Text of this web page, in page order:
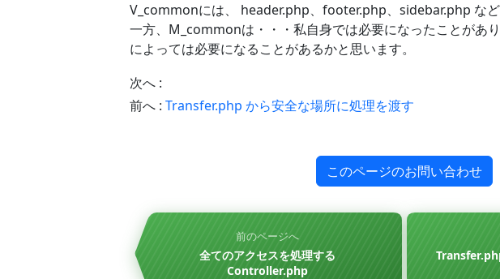
V_commonには、 header.php、footer.php、sidebar.php など
一方、M_commonは・・・私自身では必要になったことがあ
によっては必要になることがあるかと思います。
次へ :
前へ : Transfer.php から安全な場所に処理を渡す
このページのお問い合わせ
前のページへ
全てのアクセスを処理する
Controller.php